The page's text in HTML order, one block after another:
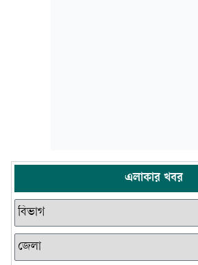
এলাকার খবর